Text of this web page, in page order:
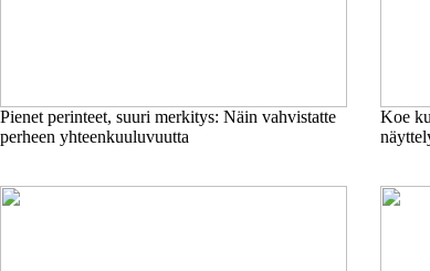
Pienet perinteet, suuri merkitys: Näin vahvistatte
perheen yhteenkuuluvuutta
Koe